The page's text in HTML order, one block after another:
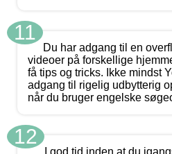
11
Du har adgang til en
videoer på forskellige
få tips og tricks. Ikke mindst
adgang til rigelig udbytterig
når du bruger engelske
12
I god tid inden at du